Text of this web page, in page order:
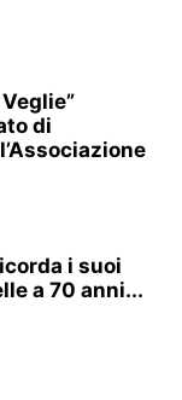
di
i suoi
a 70 anni...